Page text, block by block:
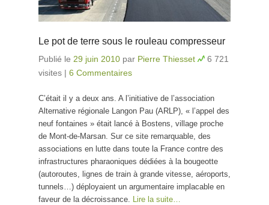
Le pot de terre sous le rouleau compresseur
Publié le 29 juin 2010 par Pierre Thiesset
6 721
visites | 6 Commentaires
C’était il y a deux ans. A l’initiative de l’association
Alternative régionale Langon Pau (ARLP), « l’appel des
neuf fontaines » était lancé à Bostens, village proche
de Mont-de-Marsan. Sur ce site remarquable, des
associations en lutte dans toute la France contre des
infrastructures pharaoniques dédiées à la bougeotte
(autoroutes, lignes de train à grande vitesse, aéroports,
tunnels…) déployaient un argumentaire implacable en
faveur de la décroissance.
Lire la suite…